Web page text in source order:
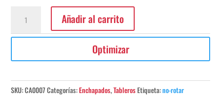
Jequitiba
3x2600x1830mm
Añadir al carrito
Optimizar
SKU:CA0007Categorías:Enchapados,TablerosEtiqueta:no-rotar